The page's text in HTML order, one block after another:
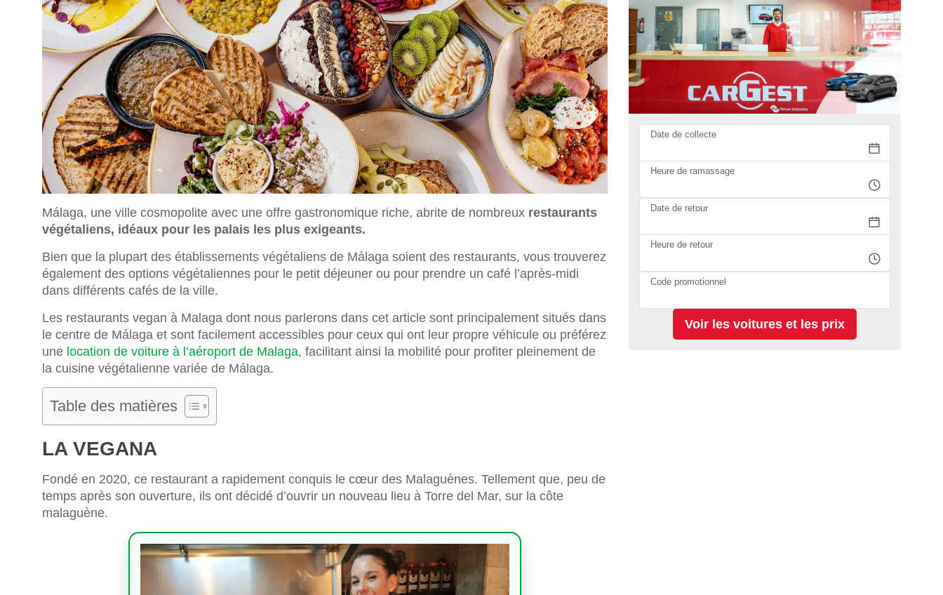
Málaga, une ville cosmopolite avec une offre gastronomique riche, abrite de nombreux restaurants
végétaliens, idéaux pour les palais les plus exigeants.
Bien que la plupart des établissements végétaliens de Málaga soient des restaurants, vous trouverez
également des options végétaliennes pour le petit déjeuner ou pour prendre un café l’après-midi
dans différents cafés de la ville.
Les restaurants vegan à Malaga dont nous parlerons dans cet article sont principalement situés dans
le centre de Málaga et sont facilement accessibles pour ceux qui ont leur propre véhicule ou préférez
une location de voiture à l’aéroport de Malaga, facilitant ainsi la mobilité pour profiter pleinement de
la cuisine végétalienne variée de Málaga.
Table des matières
LA VEGANA
Fondé en 2020, ce restaurant a rapidement conquis le cœur des Malaguènes. Tellement que, peu de
temps après son ouverture, ils ont décidé d’ouvrir un nouveau lieu à Torre del Mar, sur la côte
malaguène.
Date de collecte
Heure de ramassage
Date de retour
Heure de retour
Code promotionnel